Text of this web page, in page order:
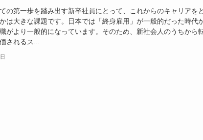
の第一歩を踏み出す新卒社員にとって、これからのキャリアを
は大きな課題です。日本では「終身雇用」が一般的だった時代
がより一般的になっています。そのため、新社会人のうちから
されるス...